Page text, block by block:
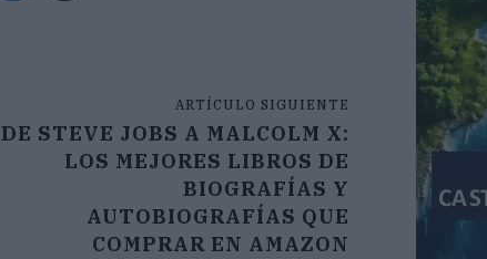
ARTÍCULO SIGUIENTE
DE STEVE JOBS A MALCOLM X:
LOS MEJORES LIBROS DE
BIOGRAFÍAS Y
AUTOBIOGRAFÍAS QUE
COMPRAR EN AMAZON